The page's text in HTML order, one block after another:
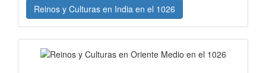
Reinos y Culturas en India en el 1026